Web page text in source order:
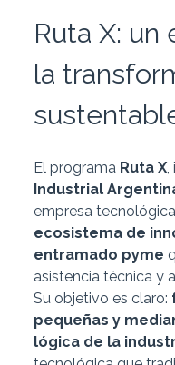
Ruta X: un
la
El programa Ruta X,
Industrial
empresa
ecosistema de
entramado pyme
asistencia técnica y
Su objetivo es claro:
pequeñas y
lógica de la